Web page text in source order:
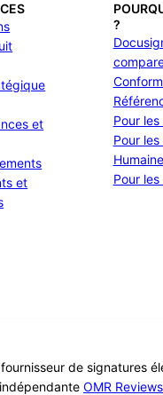
et
et
?
Pour
Pour
Pour
de signatures
OMR Reviews